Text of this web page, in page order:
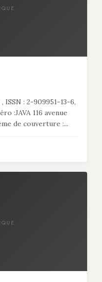
ISSN : 2-909951-13-6,
:JAVA 116 avenue
de couverture :...